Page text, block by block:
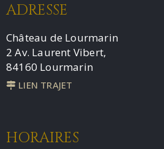
ADRESSE
Château de Lourmarin
2 Av. Laurent Vibert,
84160 Lourmarin
LIEN TRAJET
HORAIRES